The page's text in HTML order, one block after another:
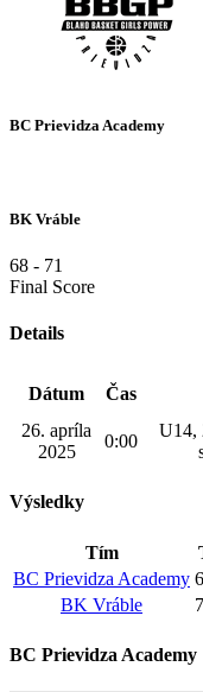
BC Prievidza Academy
BK Vráble
68 - 71
Final Score
Details
Dátum Čas
26. apríla
2025
0:00
U14,
Výsledky
Tím
BC Prievidza Academy
BK Vráble
BC Prievidza Academy